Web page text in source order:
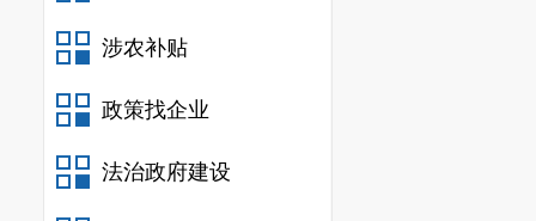
涉农补贴
政策找企业
法治政府建设